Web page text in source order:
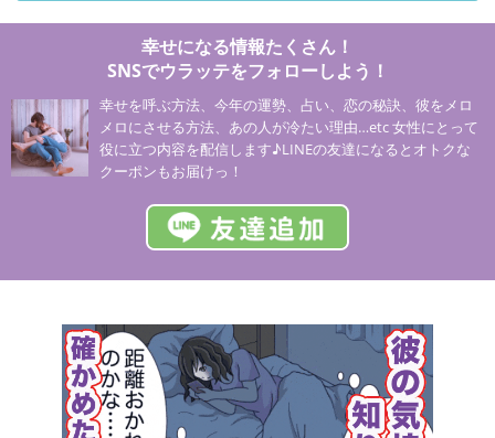
幸せになる情報たくさん！
SNSでウラッテをフォローしよう！
幸せを呼ぶ方法、今年の運勢、占い、恋の秘訣、彼をメロ
メロにさせる方法、あの人が冷たい理由…etc 女性にとって
役に立つ内容を配信します♪LINEの友達になるとオトクな
クーポンもお届けっ！